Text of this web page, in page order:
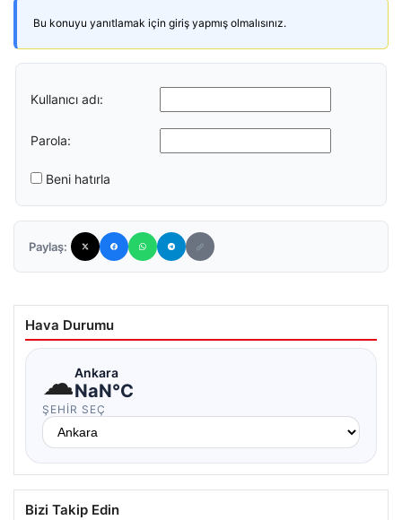
Bu konuyu yanıtlamak için giriş yapmış olmalısınız.
Kullanıcı adı:
Parola:
Beni hatırla
Paylaş:
Hava Durumu
☁Ankara
NaN°C
ŞEHIR SEÇ
Bizi Takip Edin